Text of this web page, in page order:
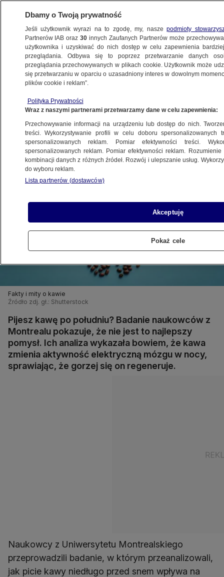
ZDROWIE
ZDROWIE
31.07.2025, 11:31
Posłuchaj artykułu
Czyta lektor AI
Fakty i mity o kawie
Źródło zdj. gł.: Shutterstock
Pijesz kawę po południu? Badanie naukowców z
Montrealu pokazuje, że nie jest to najlepszy
pomysł. Ich analiza wykazała bowiem, że kawa
zmienia aktywność elektryczną mózgu w nocy,
sprawiając, że gorzej się on regeneruje.
Naukowcy z Uniwersytetu Montrealskiego
przeprowadzili badanie, w którym przeanalizowali,
jak picie kawy niedługo przed snem wpływa na
Dbamy o Twoją prywatność
Jeśli użytkownik wyrazi na to zgodę, my, naszepodmioty
Partnerów IAB oraz30 innych Zaufanych Partnerów może
użytkownika i uzyskiwać do nich dostęp w celu zapewnienia
przeglądania. Odbywa się to poprzez przetwarzanie danych
przeglądania przechowywanych w plikach cookie. Użytkownik może
się przetwarzaniu w oparciu o uzasadniony interes w dowolnym
plików cookie i reklam”.
Polityka Prywatności
Wraz z naszymi partnerami przetwarzamy dane w celu zapewnienia:
Przechowywanie informacji na urządzeniu lub dostęp do nich.
treści. Wykorzystywanie profili w celu doboru spersonalizowanych
spersonalizowanych reklam. Pomiar efektywności treści.
spersonalizowanych reklam. Pomiar efektywności reklam.
kombinacji danych z różnych źródeł. Rozwój i ulepszanie usług.
do wyboru reklam.
Lista partnerów (dostawców)
Akceptuję
Pokaż cele